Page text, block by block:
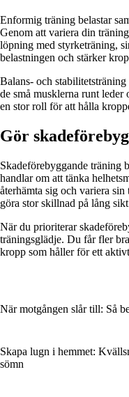
Enformig träning belastar
Genom att variera din
löpning med styrketräning,
belastningen och stärker
Balans- och
de små musklerna runt leder
en stor roll för att hålla
Gör
Skadeförebyggande träning
handlar om att tänka
återhämta sig och variera
göra stor skillnad på lång
När du prioriterar
träningsglädje. Du får fler
kropp som håller för ett
När motgången slår till: Så
Skapa lugn i hemmet:
sömn